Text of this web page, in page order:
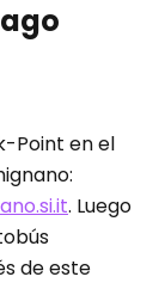
Point en el
. Luego
de este